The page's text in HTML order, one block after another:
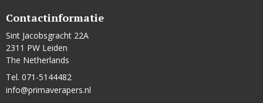
Contactinformatie
Sint Jacobsgracht 22A
2311 PW Leiden
The Netherlands
Tel. 071-5144482
info@primaverapers.nl